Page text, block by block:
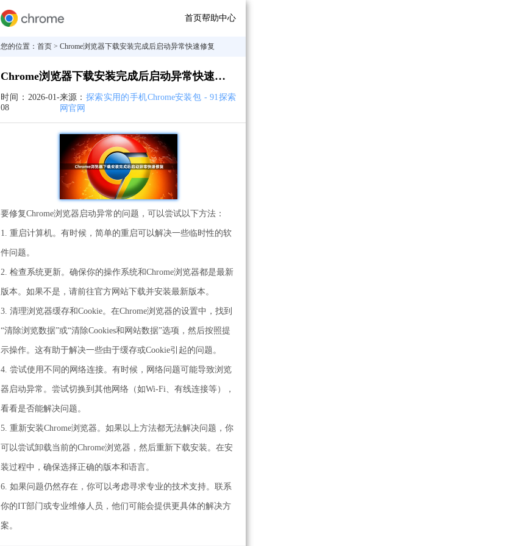
首页帮助中心
您的位置： 首页 > Chrome浏览器下载安装完成后启动异常快速修复
Chrome浏览器下载安装完成后启动异常快速修复
时间： 2026-01-
08
来源： 探索实用的手机Chrome安装包 - 91探索
网官网
要修复Chrome浏览器启动异常的问题，可以尝试以下方法：
1. 重启计算机。有时候，简单的重启可以解决一些临时性的软
件问题。
2. 检查系统更新。确保你的操作系统和Chrome浏览器都是最新
版本。如果不是，请前往官方网站下载并安装最新版本。
3. 清理浏览器缓存和Cookie。在Chrome浏览器的设置中，找到
“清除浏览数据”或“清除Cookies和网站数据”选项，然后按照提
示操作。这有助于解决一些由于缓存或Cookie引起的问题。
4. 尝试使用不同的网络连接。有时候，网络问题可能导致浏览
器启动异常。尝试切换到其他网络（如Wi-Fi、有线连接等），
看看是否能解决问题。
5. 重新安装Chrome浏览器。如果以上方法都无法解决问题，你
可以尝试卸载当前的Chrome浏览器，然后重新下载安装。在安
装过程中，确保选择正确的版本和语言。
6. 如果问题仍然存在，你可以考虑寻求专业的技术支持。联系
你的IT部门或专业维修人员，他们可能会提供更具体的解决方
案。